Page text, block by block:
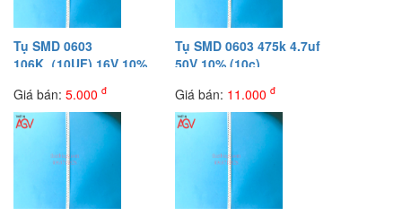
Tụ SMD 0603
106K（10UF) 16V 10%
Giá bán: 5.000 đ
Tụ SMD 0603 475k 4.7uf
50V 10% (10c)
Giá bán: 11.000 đ